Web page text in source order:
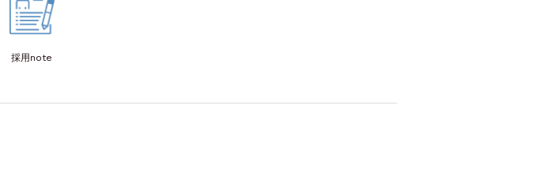
採用note